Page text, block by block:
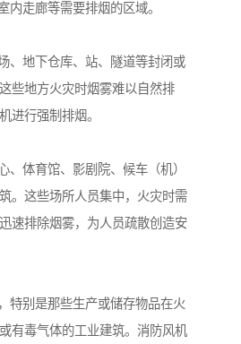
走廊等需要排烟的区域。
、地下仓库、站、隧道等封闭或
些地方火灾时烟雾难以自然排
进行强制排烟。
、体育馆、影剧院、候车（机）
。这些场所人员集中，火灾时需
速排除烟雾，为人员疏散创造安
特别是那些生产或储存物品在火
有毒气体的工业建筑。消防风机